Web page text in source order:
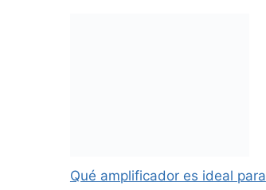
Qué amplificador es ideal para